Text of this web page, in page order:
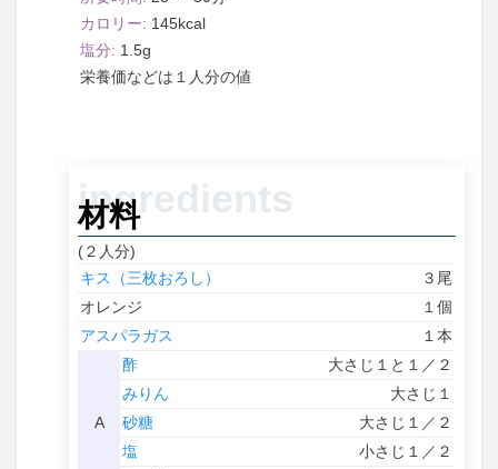
145
1.5
１人分
材料
(２人分)
キス（三枚おろし）
３尾
オレンジ
１個
アスパラガス
１本
A
酢
大さじ１と１／２
みりん
大さじ１
砂糖
大さじ１／２
塩
小さじ１／２